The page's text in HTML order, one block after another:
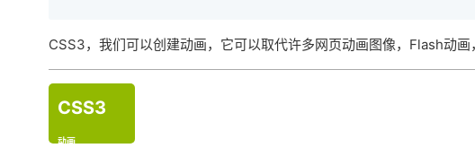
CSS3，我们可以创建动画，它可以取代许多网页动画图像，Flash动画
CSS3
动画